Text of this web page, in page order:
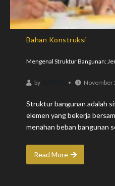
Bahan Konstruksi
Mengenal Struktur Bangunan:
by November
Struktur bangunan adalah
elemen yang bekerja
menahan beban bangunan
Read More